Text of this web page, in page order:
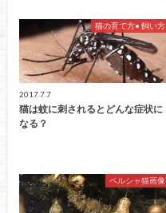
猫の育て方• 飼い方
2017.7.7
猫は蚊に刺されるとどんな症状に
なる？
ペルシャ猫画像